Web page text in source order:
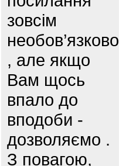
зовсім
необов’язково
, але якщо
Вам щось
впало до
вподоби -
дозволяємо .
З повагою,